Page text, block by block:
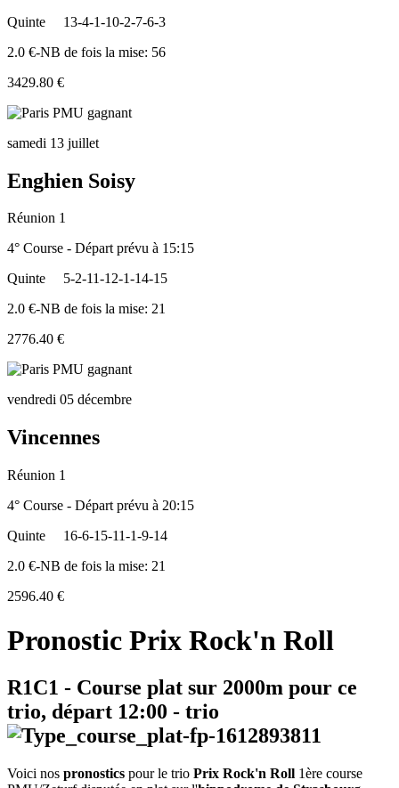
Quinte
13-4-1-10-2-7-6-3
2.0 €-NB de fois la mise: 56
3429.80 €
samedi 13 juillet
Enghien Soisy
Réunion 1
4° Course - Départ prévu à 15:15
Quinte
5-2-11-12-1-14-15
2.0 €-NB de fois la mise: 21
2776.40 €
vendredi 05 décembre
Vincennes
Réunion 1
4° Course - Départ prévu à 20:15
Quinte
16-6-15-11-1-9-14
2.0 €-NB de fois la mise: 21
2596.40 €
Pronostic Prix Rock'n Roll
R1C1 - Course plat sur 2000m pour ce
trio, départ 12:00 - trio
Voici nos pronostics pour le trio Prix Rock'n Roll 1ère course